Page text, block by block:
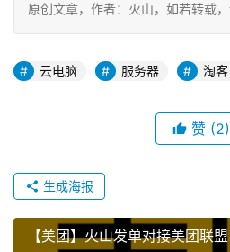
原创文章，作者：火山，如若转载
云电脑 服务器 淘客
赞 (2)
生成海报
【美团】火山发单对接美团联